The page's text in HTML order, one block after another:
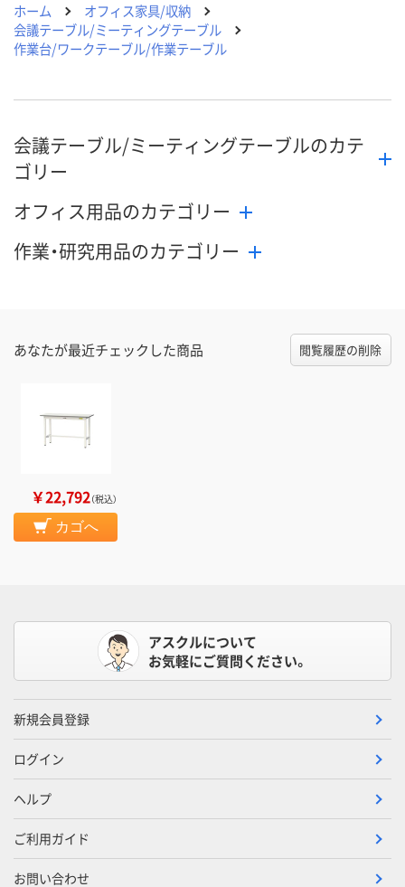
ホーム
オフィス家具/収納
会議テーブル/ミーティングテーブル
作業台/ワークテーブル/作業テーブル
会議テーブル/ミーティングテーブルのカテ
ゴリー
オフィス用品のカテゴリー
作業・研究用品のカテゴリー
あなたが最近チェックした商品 閲覧履歴の削除
￥22,792（税込）
カゴへ
アスクルについて
お気軽にご質問ください。
新規会員登録
ログイン
ヘルプ
ご利用ガイド
お問い合わせ